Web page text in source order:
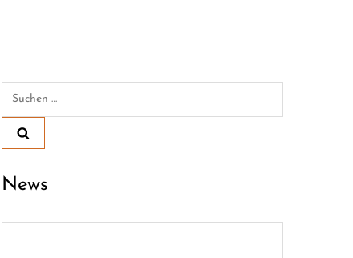
Suchen
News